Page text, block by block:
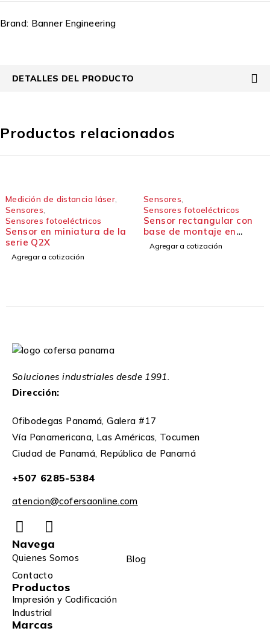
Brand: Banner Engineering
DETALLES DEL PRODUCTO
Productos relacionados
Medición de distancia láser
Sensores
Sensores fotoeléctricos
Sensor en miniatura de la
serie Q2X
Agregar a cotización
Sensores
Sensores fotoeléctricos
Sensor rectangular con
base de montaje en
ángulo recto - Serie Q25
Agregar a cotización
Soluciones industriales desde 1991.
Dirección:
Ofibodegas Panamá, Galera #17
Vía Panamericana, Las Américas, Tocumen
Ciudad de Panamá, República de Panamá
+507 6285-5384
atencion@cofersaonline.com
Navega
Quienes Somos
Blog
Contacto
Productos
Impresión y Codificación
Industrial
Marcas